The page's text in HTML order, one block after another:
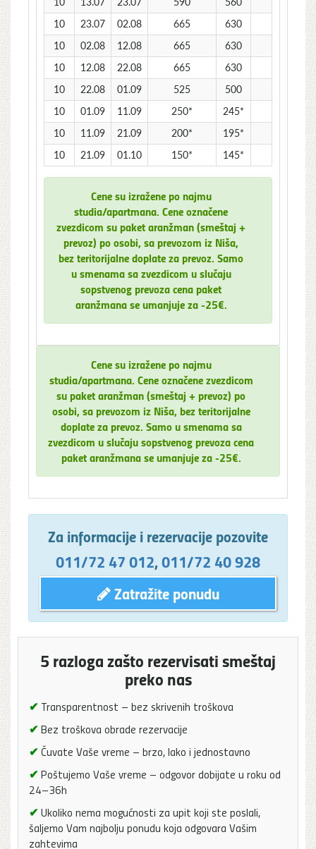
10
23.07 02.08 665 630
10
02.08 12.08 665 630
10
12.08 22.08 665 630
10
22.08 01.09 525 500
10
01.09 11.09 250* 245*
10
11.09 21.09 200* 195*
10
21.09 01.10 150* 145*
Cene su izražene po najmu
studia/apartmana. Cene označene
zvezdicom su paket aranžman (smeštaj +
prevoz) po osobi, sa prevozom iz Niša,
bez teritorijalne doplate za prevoz. Samo
u smenama sa zvezdicom u slučaju
sopstvenog prevoza cena paket
aranžmana se umanjuje za -25€.
Cene su izražene po najmu
studia/apartmana. Cene označene zvezdicom
su paket aranžman (smeštaj + prevoz) po
osobi, sa prevozom iz Niša, bez teritorijalne
doplate za prevoz. Samo u smenama sa
zvezdicom u slučaju sopstvenog prevoza cena
paket aranžmana se umanjuje za -25€.
Za informacije i rezervacije pozovite
011/72 47 012,011/72 40 928
Zatražite ponudu
5 razloga zašto rezervisati smeštaj
preko nas
✔ Transparentnost – bez skrivenih troškova
✔ Bez troškova obrade rezervacije
✔ Čuvate Vaše vreme – brzo, lako i jednostavno
✔ Poštujemo Vaše vreme – odgovor dobijate u roku od
24–36h
✔ Ukoliko nema mogućnosti za upit koji ste poslali,
šaljemo Vam najbolju ponudu koja odgovara Vašim
zahtevima